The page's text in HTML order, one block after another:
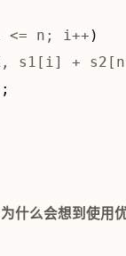
n; i++
s1[i] +
什么会想到使用